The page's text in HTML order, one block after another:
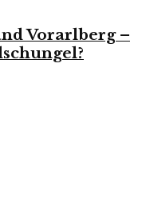
Vorarlberg –